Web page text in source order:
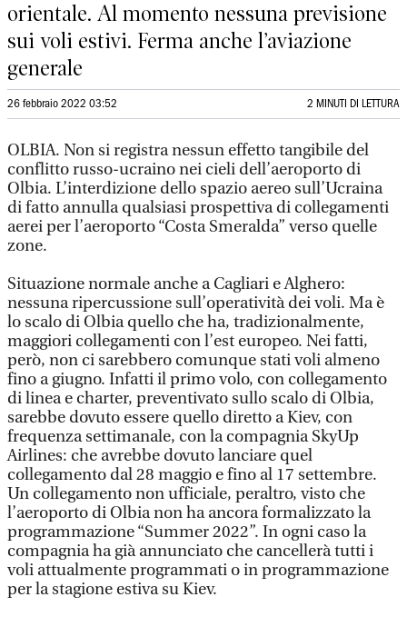
orientale. Al momento nessuna previsione
sui voli estivi. Ferma anche l’aviazione
generale
26 febbraio 2022 03:52 2 MINUTI DI LETTURA
OLBIA. Non si registra nessun effetto tangibile del
conflitto russo-ucraino nei cieli dell’aeroporto di
Olbia. L’interdizione dello spazio aereo sull’Ucraina
di fatto annulla qualsiasi prospettiva di collegamenti
aerei per l’aeroporto “Costa Smeralda” verso quelle
zone.
Situazione normale anche a Cagliari e Alghero:
nessuna ripercussione sull’operatività dei voli. Ma è
lo scalo di Olbia quello che ha, tradizionalmente,
maggiori collegamenti con l’est europeo. Nei fatti,
però, non ci sarebbero comunque stati voli almeno
fino a giugno. Infatti il primo volo, con collegamento
di linea e charter, preventivato sullo scalo di Olbia,
sarebbe dovuto essere quello diretto a Kiev, con
frequenza settimanale, con la compagnia SkyUp
Airlines: che avrebbe dovuto lanciare quel
collegamento dal 28 maggio e fino al 17 settembre.
Un collegamento non ufficiale, peraltro, visto che
l’aeroporto di Olbia non ha ancora formalizzato la
programmazione “Summer 2022”. In ogni caso la
compagnia ha già annunciato che cancellerà tutti i
voli attualmente programmati o in programmazione
per la stagione estiva su Kiev.